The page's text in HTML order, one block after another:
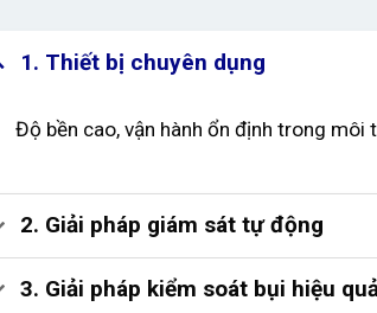
1. Thiết bị chuyên dụng
Độ bền cao, vận hành ổn định trong môi
2. Giải pháp giám sát tự động
3. Giải pháp kiểm soát bụi hiệu